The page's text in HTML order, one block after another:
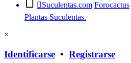
Suculentas.com Forocactus
Plantas Suculentas.
×
Identificarse • Registrarse